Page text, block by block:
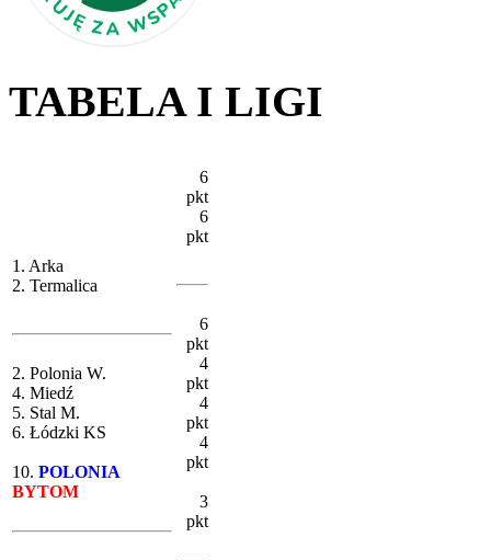
TABELA I LIGI
1. Arka
2. Termalica
2. Polonia W.
4. Miedź
5. Stal M.
6. Łódzki KS
10. POLONIA
BYTOM
6
pkt
6
pkt
6
pkt
4
pkt
4
pkt
4
pkt
3
pkt